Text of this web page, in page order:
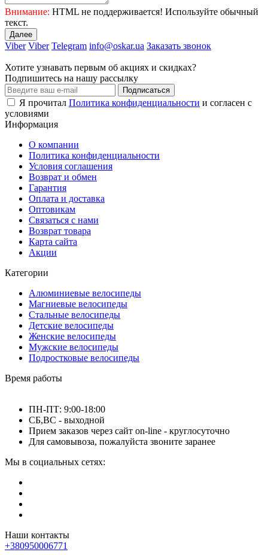
Внимание: HTML не поддерживается! Используйте обычный
текст.
Далее
Viber Viber Telegram info@oskar.ua Заказать звонок
Хотите узнавать первым об акциях и скидках?
Подпишитесь на нашу рассылку
Подписаться
Я прочитал Политика конфиденциальности и согласен с
условиями
Информация
О компании
Политика конфиденциальности
Условия соглашения
Возврат и обмен
Гарантия
Оплата и доставка
Оптовикам
Связаться с нами
Возврат товара
Карта сайта
Акции
Категории
Алюминиевые велосипеды
Магниевые велосипеды
Стальные велосипеды
Детские велосипеды
Женские велосипеды
Мужские велосипеды
Подростковые велосипеды
Время работы
ПН-ПТ: 9:00-18:00
СБ,ВС - выходной
Прием заказов через сайт on-line - круглосуточно
Для самовывоза, пожалуйста звоните заранее
Мы в социальных сетях:
Наши контакты
+380950006771